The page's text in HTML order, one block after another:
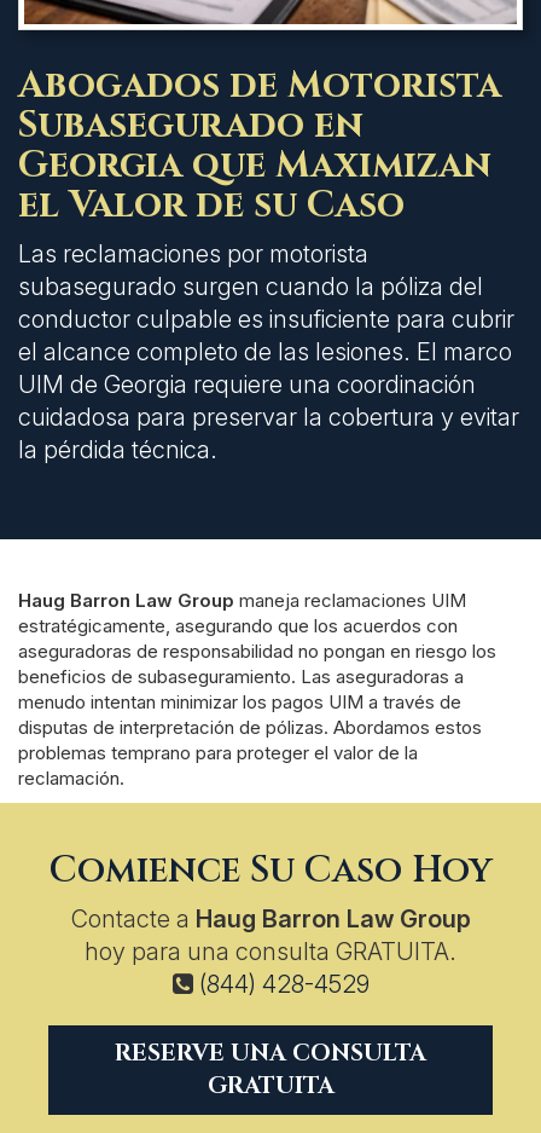
Abogados de Motorista
Subasegurado en
Georgia que Maximizan
el Valor de su Caso
Las reclamaciones por motorista
subasegurado surgen cuando la póliza del
conductor culpable es insuficiente para cubrir
el alcance completo de las lesiones. El marco
UIM de Georgia requiere una coordinación
cuidadosa para preservar la cobertura y evitar
la pérdida técnica.
Haug Barron Law Group maneja reclamaciones UIM
estratégicamente, asegurando que los acuerdos con
aseguradoras de responsabilidad no pongan en riesgo los
beneficios de subaseguramiento. Las aseguradoras a
menudo intentan minimizar los pagos UIM a través de
disputas de interpretación de pólizas. Abordamos estos
problemas temprano para proteger el valor de la
reclamación.
Comience Su Caso Hoy
Contacte a Haug Barron Law Group
hoy para una consulta GRATUITA.
(844) 428-4529
RESERVE UNA CONSULTA
GRATUITA